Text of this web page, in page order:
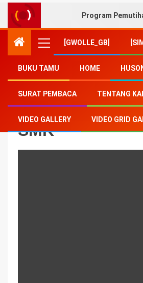
Program
[GWOLLE_GB]
BUKU TAMU HOME
SURAT PEMBACA TENTANG
VIDEO GALLERY VIDEO GRID
Home-SMK
SMK